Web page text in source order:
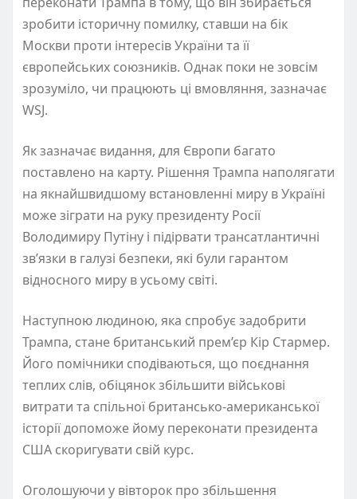
зробити історичну помилку, ставши на бік
Москви проти інтересів України та її
європейських союзників. Однак поки не зовсім
зрозуміло, чи працюють ці вмовляння, зазначає
WSJ.
Як зазначає видання, для Європи багато
поставлено на карту. Рішення Трампа наполягати
на якнайшвидшому встановленні миру в Україні
може зіграти на руку президенту Росії
Володимиру Путіну і підірвати трансатлантичні
зв’язки в галузі безпеки, які були гарантом
відносного миру в усьому світі.
Наступною людиною, яка спробує задобрити
Трампа, стане британський прем’єр Кір Стармер.
Його помічники сподіваються, що поєднання
теплих слів, обіцянок збільшити військові
витрати та спільної британсько-американської
історії допоможе йому переконати президента
США скоригувати свій курс.
Оголошуючи у вівторок про збільшення